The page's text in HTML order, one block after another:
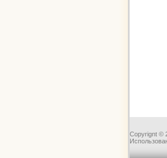
Copyrignt ©